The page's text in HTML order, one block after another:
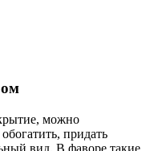
можно
придать
вид. В фаворе такие